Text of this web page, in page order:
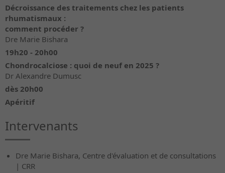
Décroissance des traitements chez les patients
rhumatismaux :
comment procéder ?
Dre Marie Bishara
19h20 - 20h00
Chondrocalciose : quoi de neuf en 2025 ?
Dr Alexandre Dumusc
dès 20h00
Apéritif
Intervenants
Dre Marie Bishara, Centre d'évaluation et de consultations
| CRR